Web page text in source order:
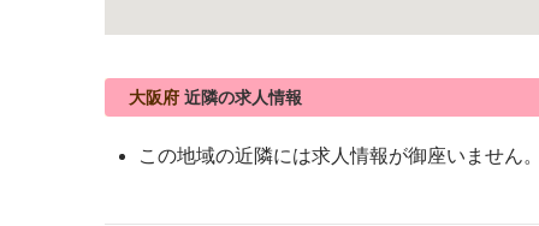
大阪府近隣の求人情報
この地域の近隣には求人情報が御座いません